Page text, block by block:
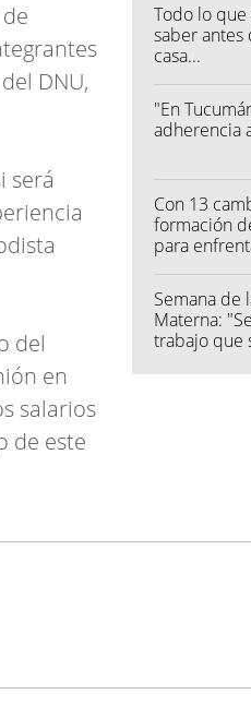
DNU,
será
del
en
salarios
de este
Todo lo
saber antes
casa...
"En
adherencia
Con 13
formación
para
Semana de
Materna:
trabajo que